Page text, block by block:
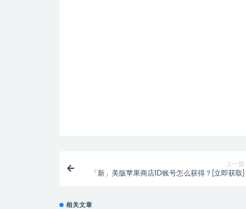
上一篇
「新」美版苹果商店ID账号怎么获得？[立即获取]
相关文章